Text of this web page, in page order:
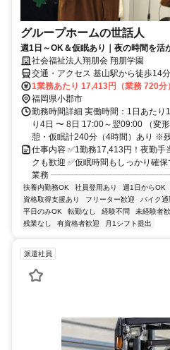
グループホームの世話人
週1日～OK＆仮眠あり｜夜の時間を活
社会福祉法人翔朋会 翔朋学園
交通・アクセス 基山駅から徒歩14
1業務あたり 17,413円（業務 720分）
福岡県小郡市
勤務時間詳細 実働時間：1日あた
り4日 〜 8日 17:00～翌09:00 （変
憩・仮眠計240分（4時間）あり ※
仕事内容 ✅1勤務17,413円！夜勤手
クも歓迎 ✅仮眠時間もしっかり確
業務
扶養内勤務OK 社員登用あり 週1日からOK
資格取得支援あり
フリーター歓迎 バイク通
平日のみOK
転勤なし 経験不問 未経験者
残業なし
有資格者歓迎 月1シフト提出
派遣社員